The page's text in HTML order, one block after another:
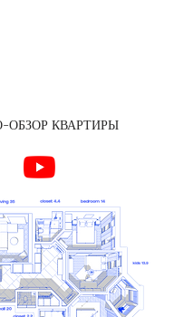
ОБЗОР КВАРТИРЫ